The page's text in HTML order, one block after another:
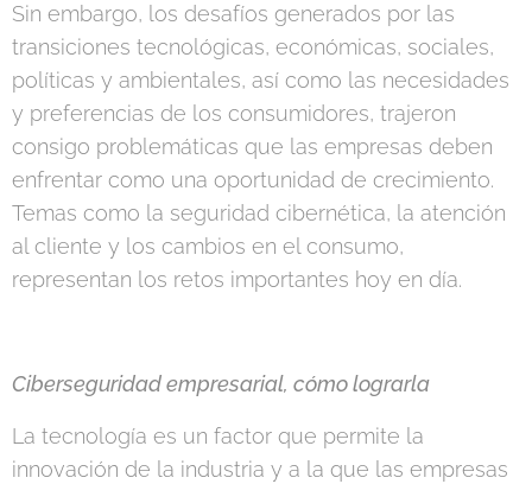
Sin embargo, los desafíos generados por las
transiciones tecnológicas, económicas, sociales,
políticas y ambientales, así como las necesidades
y preferencias de los consumidores, trajeron
consigo problemáticas que las empresas deben
enfrentar como una oportunidad de crecimiento.
Temas como la seguridad cibernética, la atención
al cliente y los cambios en el consumo,
representan los retos importantes hoy en día.
Ciberseguridad empresarial, cómo lograrla
La tecnología es un factor que permite la
innovación de la industria y a la que las empresas